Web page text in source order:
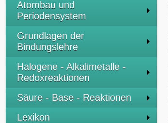
Atombau und
Periodensystem
Grundlagen der
Bindungslehre
Halogene - Alkalimetalle -
Redoxreaktionen
Säure - Base - Reaktionen
Lexikon